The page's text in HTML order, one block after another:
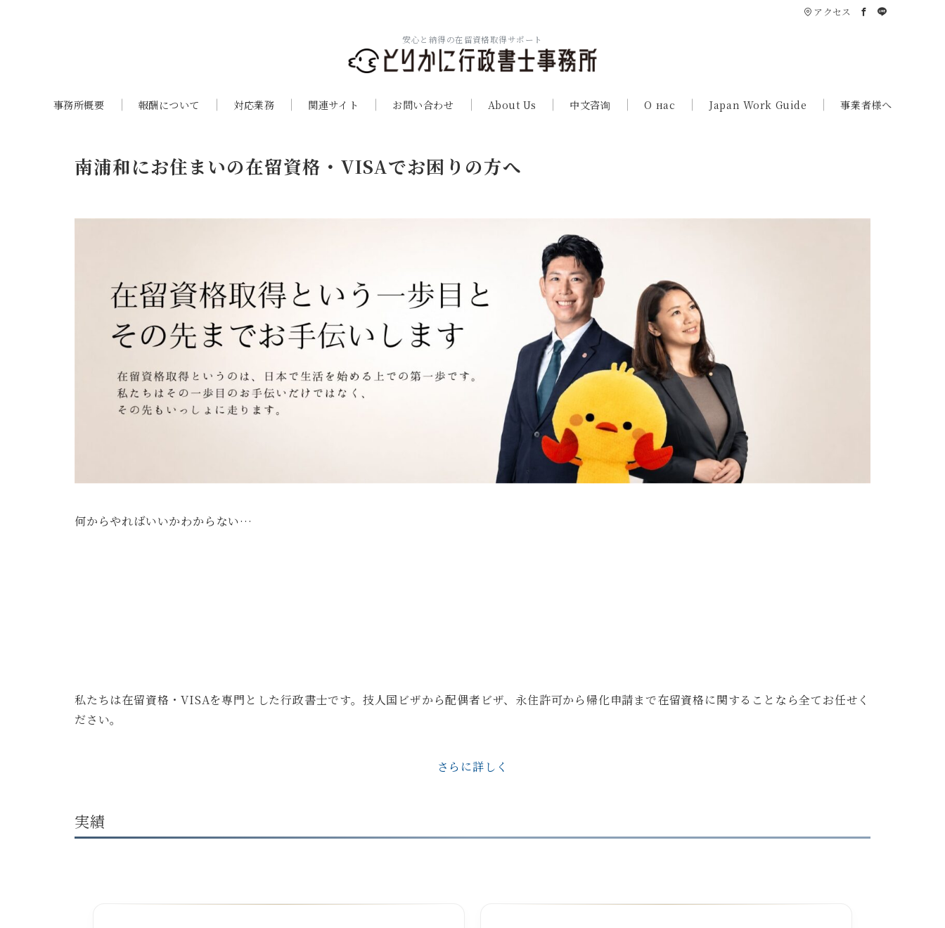
アクセス
安心と納得の在留資格取得サポート
事務所概要 報酬について 対応業務 関連サイト お問い合わせ About Us 中文咨询 О нас Japan Work Guide 事業者様へ
南浦和にお住まいの在留資格・VISAでお困りの方へ
何からやればいいかわからない…
私たちは在留資格・VISAを専門とした行政書士です。技人国ビザから配偶者ビザ、永住許可から帰化申請まで在留資格に関することなら全てお任せく
ださい。
さらに詳しく
実績